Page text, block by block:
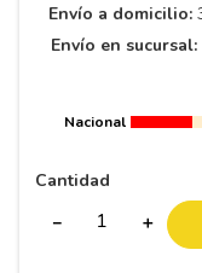
Envío a domicilio:
Envío en sucursal:
Nacional
Cantidad
＋
－